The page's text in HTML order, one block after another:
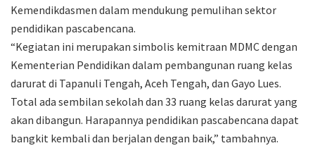
Kemendikdasmen dalam mendukung pemulihan sektor
pendidikan pascabencana.
“Kegiatan ini merupakan simbolis kemitraan MDMC dengan
Kementerian Pendidikan dalam pembangunan ruang kelas
darurat di Tapanuli Tengah, Aceh Tengah, dan Gayo Lues.
Total ada sembilan sekolah dan 33 ruang kelas darurat yang
akan dibangun. Harapannya pendidikan pascabencana dapat
bangkit kembali dan berjalan dengan baik,” tambahnya.